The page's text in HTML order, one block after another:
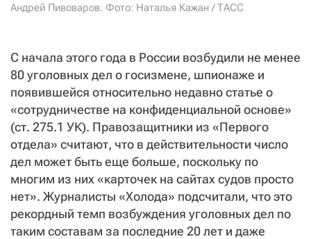
Андрей Пивоваров. Фото: Наталья Кажан / ТАСС
С начала этого года в России возбудили не менее
80 уголовных дел о госизмене, шпионаже и
появившейся относительно недавно статье о
«сотрудничестве на конфиденциальной основе»
(ст. 275.1 УК). Правозащитники из «Первого
отдела» считают, что в действительности число
дел может быть еще больше, поскольку по
многим из них «карточек на сайтах судов просто
нет». Журналисты «Холода» подсчитали, что это
рекордный темп возбуждения уголовных дел по
таким составам за последние 20 лет и даже